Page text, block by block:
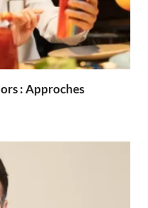
: Approches